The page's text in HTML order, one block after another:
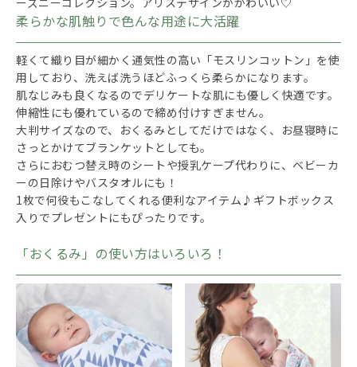
柔らかな肌触りで色んな用途に大活躍
軽くて織り目が細かく通気性の高い「モスリンコットン」を使
用しており、洗えば洗うほどふっくら柔らかになります。
肌なじみも良くなるのでデリケートな肌にも優しく快適です。
伸縮性にも優れているので締め付けすぎません。
大判サイズなので、おくるみとしてだけではなく、お昼寝時に
さっとかけてブランケットとしても。
さらにおむつ替え時のシートや授乳ケープ代わりに、ベビーカ
ーの日除けやバスタオルにも！
1枚で何役もこなしてくれる便利なアイテム♪ギフトボックス
入りでプレゼントにもぴったりです。
「おくるみ」の使い方はいろいろ！